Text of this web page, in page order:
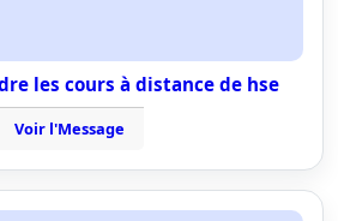
les cours à distance de hse
Voir l'Message